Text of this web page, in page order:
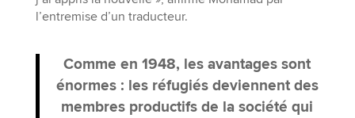
l’entremise d’un traducteur.
Comme en 1948, les avantages sont
énormes : les réfugiés deviennent des
membres productifs de la société qui